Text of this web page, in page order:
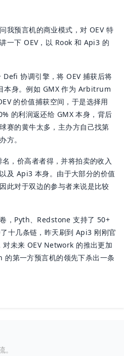
我预言机的商业模式，对 OEV 特
一下 OEV，以 Rook 和 Api3 的
协调引擎，将 OEV 捕获后将
本身。例如 GMX 作为 Arbitrum
的价值捕获空间，于是选择用
的利润返还给 GMX 本身，背后
赛的黄牛太多，主办方自己找第
方。
，价高者者得，并将拍卖的收入
及 Api3 本身。由于大部分的价值
此对于双边的参与者来说是比较
，Pyth、Redstone 支持了 50+
十几条链，昨天刷到 Api3 刚刚官
未来 OEV Network 的推出更加
的第一方预言机的领先下杀出一条